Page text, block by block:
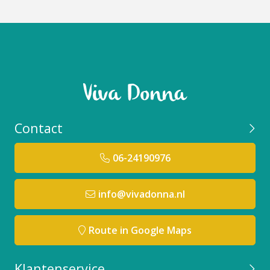
Niet gebruiken bij:
Niet gebruiken bij een allergische reactie op een van
de ingrediënten
Relevante resultaat verwachting:
De ZAO blush stick geeft de huid direct een mooie
frisse glow op de huid.
Goed te combineren met:
DeZAO make-up productenzijn allemaal met elkaar
te combineren. Uiteraard krijg je het mooiste
Contact
06-24190976
info@vivadonna.nl
Route in Google Maps